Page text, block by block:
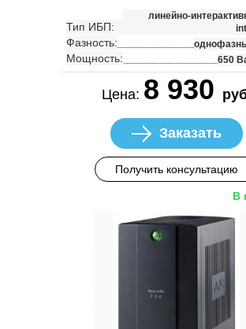
Тип ИБП:
линейно-
Фазность:
Мощность: 650
Цена: 8 930
Заказать
Получить консультацию
В